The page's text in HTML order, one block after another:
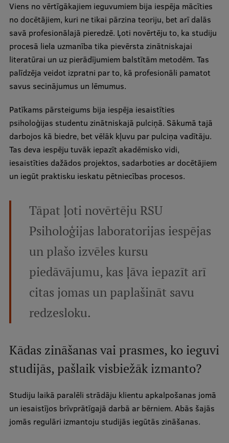
Atvērtā universitāte
Sagatavošanas kursi
Profesionālās pilnveides kursi
ESF kvalifikācijas celšanas kursi
Pedagoģiskās izaugsmes centrs
Kvalifikācijas atbilstības pārbaude
Pētniecība
Pētniecības datu pārvaldība
RSU zinātnes portāls
Zinātnes ietekme
Pētniecības platformas
Doktorantūras skola
Pētniecības pakalpojumi
Zinātnieku brokastis
Vertikāli integrētie projekti
Zinātniskās konferences
Inovāciju centrs
Viens no vērtīgākajiem ieguvumiem bija iespēja mācīties
no docētājiem, kuri ne tikai pārzina teoriju, bet arī dalās
savā profesionālajā pieredzē. Ļoti novērtēju to, ka studiju
procesā liela uzmanība tika pievērsta zinātniskajai
literatūrai un uz pierādījumiem balstītām metodēm. Tas
palīdzēja veidot izpratni par to, kā profesionāli pamatot
savus secinājumus un lēmumus.
Patīkams pārsteigums bija iespēja iesaistīties
psiholoģijas studentu zinātniskajā pulciņā. Sākumā tajā
darbojos kā biedre, bet vēlāk kļuvu par pulciņa vadītāju.
Tas deva iespēju tuvāk iepazīt akadēmisko vidi,
iesaistīties dažādos projektos, sadarboties ar docētājiem
un iegūt praktisku ieskatu pētniecības procesos.
Tāpat ļoti novērtēju RSU
Psiholoģijas laboratorijas iespējas
un plašo izvēles kursu
piedāvājumu, kas ļāva iepazīt arī
citas jomas un paplašināt savu
redzesloku.
Kādas zināšanas vai prasmes, ko ieguvi
studijās, pašlaik visbiežāk izmanto?
Studiju laikā paralēli strādāju klientu apkalpošanas jomā
un iesaistījos brīvprātīgajā darbā ar bērniem. Abās šajās
jomās regulāri izmantoju studijās iegūtās zināšanas.